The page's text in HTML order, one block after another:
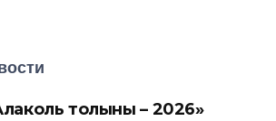
толқыны – 2026»